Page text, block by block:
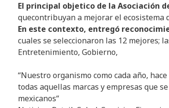
El principal objetico de la Asociación
quecontribuyan a mejorar el ecosistema
En este contexto, entregó
cuales se seleccionaron las 12 mejores;
Entretenimiento, Gobierno,
“Nuestro organismo como cadaaño, hace
todas aquellas marcas yempresas que se
mexicanos“